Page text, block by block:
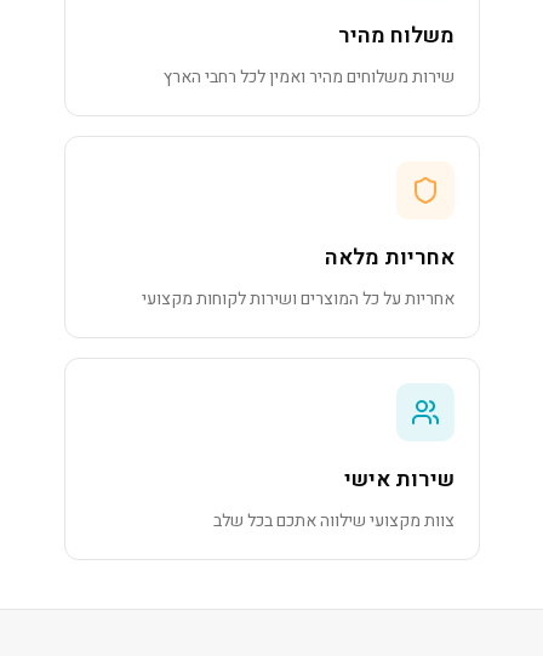
משלוח מהיר
שירות משלוחים מהיר ואמין לכל רחבי הארץ
אחריות מלאה
אחריות על כל המוצרים ושירות לקוחות מקצועי
שירות אישי
צוות מקצועי שילווה אתכם בכל שלב